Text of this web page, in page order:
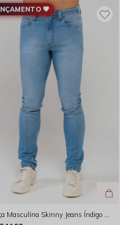
🖤
Calça Masculina Skinny Jeans Índigo Médio Rocksham - 261060